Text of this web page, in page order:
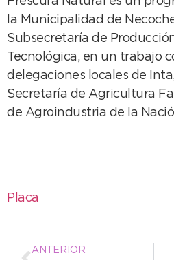
la Municipalidad de
Subsecretaría de
Tecnológica, en un trabajo
delegaciones locales de
Secretaría de Agricultura
de Agroindustria de la
Placa
ANTERIOR